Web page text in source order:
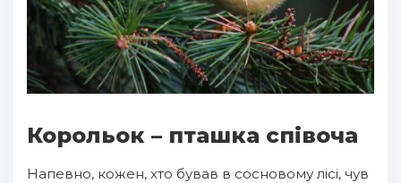
Корольок – пташка співоча
Напевно, кожен, хто бував в сосновому лісі, чув